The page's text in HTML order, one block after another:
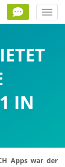
IN
Apps war der